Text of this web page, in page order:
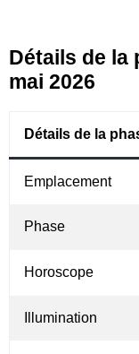
Détails de la
mai 2026
Détails de la
Emplacement
Phase
Horoscope
Illumination